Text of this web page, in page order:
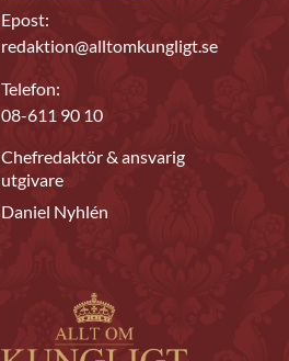
Epost:
redaktion@alltomkungligt.se
Telefon:
08-611 90 10
Chefredaktör & ansvarig
utgivare
Daniel Nyhlén